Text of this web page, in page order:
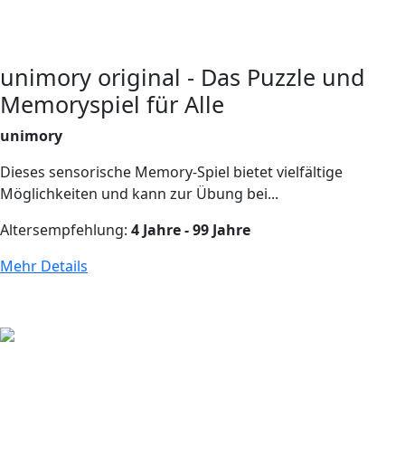
unimory original - Das Puzzle und
Memoryspiel für Alle
unimory
Dieses sensorische Memory-Spiel bietet vielfältige
Möglichkeiten und kann zur Übung bei...
Altersempfehlung: 4 Jahre - 99 Jahre
Mehr Details